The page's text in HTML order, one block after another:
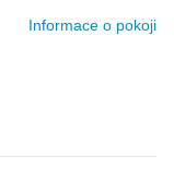
Informace o pokoji